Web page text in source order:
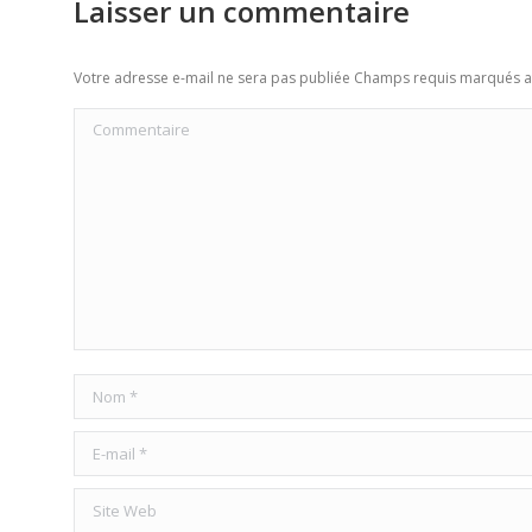
Laisser un commentaire
Votre adresse e-mail ne sera pas publiée Champs requis marqués
Commentaire
Nom *
E-mail *
Site Web